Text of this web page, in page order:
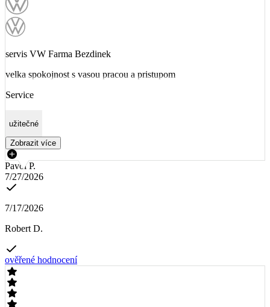
servis VW Farma Bezdinek
velka spokojnost s vasou pracou a pristupom
Service
užitečné
Zobrazit více
Pavol P.
7/27/2026
7/17/2026
Robert D.
ověřené hodnocení